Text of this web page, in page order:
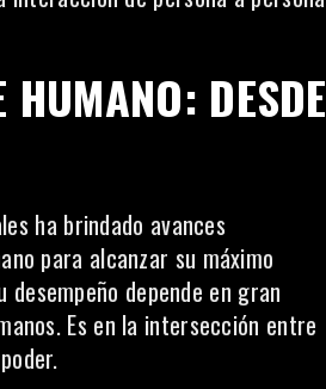
DESDE
ha brindado avances
para alcanzar su máximo
desempeño depende en gran
Es en la intersección entre